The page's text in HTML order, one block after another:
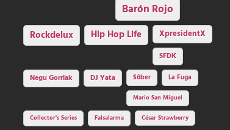
Barón Rojo
Rockdelux Hip Hop Life
XpresidentX
SFDK
Negu Gorriak
DJ Yata Sôber
La Fuga
Mario San Miguel
Collector's Series
Falsalarma César Strawberry